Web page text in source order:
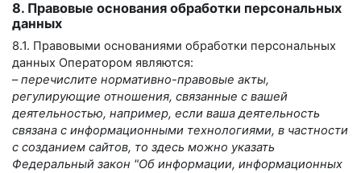
8. Правовые основания обработки персональных
данных
8.1. Правовыми основаниями обработки персональных
данных Оператором являются:
–перечислите нормативно-правовые акты,
регулирующие отношения, связанные с вашей
деятельностью, например, если ваша деятельность
связана с информационными технологиями, в частности
с созданием сайтов, то здесь можно указать
Федеральный закон "Об информации, информационных